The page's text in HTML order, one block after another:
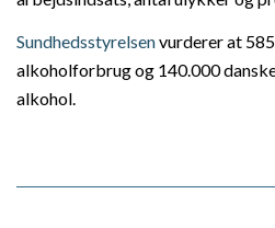
Sundhedsstyrelsenvurderer at
alkoholforbrug og 140.000
alkohol.